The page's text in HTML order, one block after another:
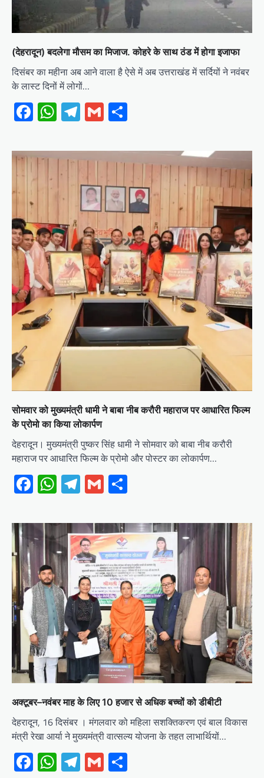
(देहरादून) बदलेगा मौसम का मिजाज. कोहरे के साथ ठंड में होगा इजाफा
दिसंबर का महीना अब आने वाला है ऐसे में अब उत्तराखंड में सर्दियों ने नवंबर
के लास्ट दिनों में लोगों…
Facebook
WhatsApp
Telegram
Gmail
सोमवार को मुख्यमंत्री धामी ने बाबा नीब करौरी महाराज पर आधारित फिल्म
के प्रोमो का किया लोकार्पण
देहरादून। मुख्यमंत्री पुष्कर सिंह धामी ने सोमवार को बाबा नीब करौरी
महाराज पर आधारित फिल्म के प्रोमो और पोस्टर का लोकार्पण…
Facebook
WhatsApp
Telegram
Gmail
अक्टूबर–नवंबर माह के लिए 10 हजार से अधिक बच्चों को डीबीटी
देहरादून, 16 दिसंबर । मंगलवार को महिला सशक्तिकरण एवं बाल विकास
मंत्री रेखा आर्या ने मुख्यमंत्री वात्सल्य योजना के तहत लाभार्थियों…
Facebook
WhatsApp
Telegram
Gmail